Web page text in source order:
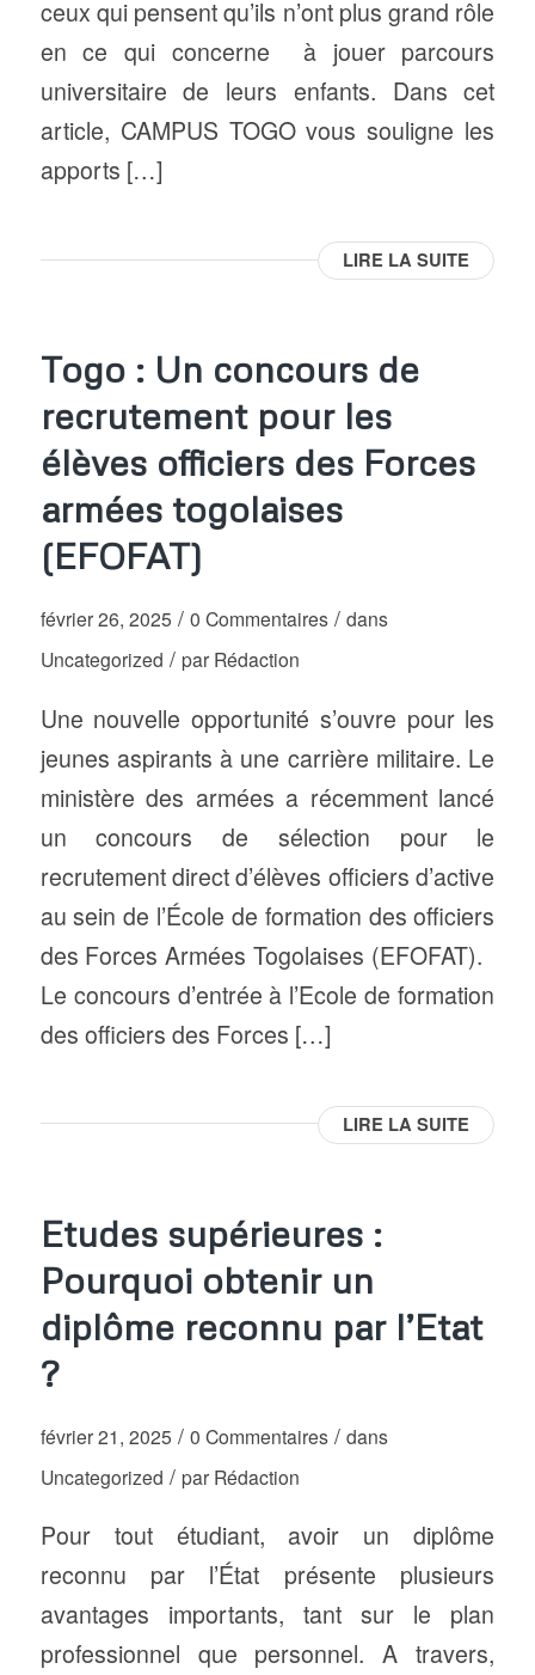
ceux qui pensent qu’ils n’ont plus grand rôle
en ce qui concerne à jouer parcours
universitaire de leurs enfants. Dans cet
article, CAMPUS TOGO vous souligne les
apports […]
LIRE LA SUITE
Togo : Un concours de
recrutement pour les
élèves officiers des Forces
armées togolaises
(EFOFAT)
février 26, 2025 / 0 Commentaires / dans
Uncategorized / par Rédaction
Une nouvelle opportunité s’ouvre pour les
jeunes aspirants à une carrière militaire. Le
ministère des armées a récemment lancé
un concours de sélection pour le
recrutement direct d’élèves officiers d’active
au sein de l’École de formation des officiers
des Forces Armées Togolaises (EFOFAT).
Le concours d’entrée à l’Ecole de formation
des officiers des Forces […]
LIRE LA SUITE
Etudes supérieures :
Pourquoi obtenir un
diplôme reconnu par l’Etat
?
février 21, 2025 / 0 Commentaires / dans
Uncategorized / par Rédaction
Pour tout étudiant, avoir un diplôme
reconnu par l’État présente plusieurs
avantages importants, tant sur le plan
professionnel que personnel. A travers,